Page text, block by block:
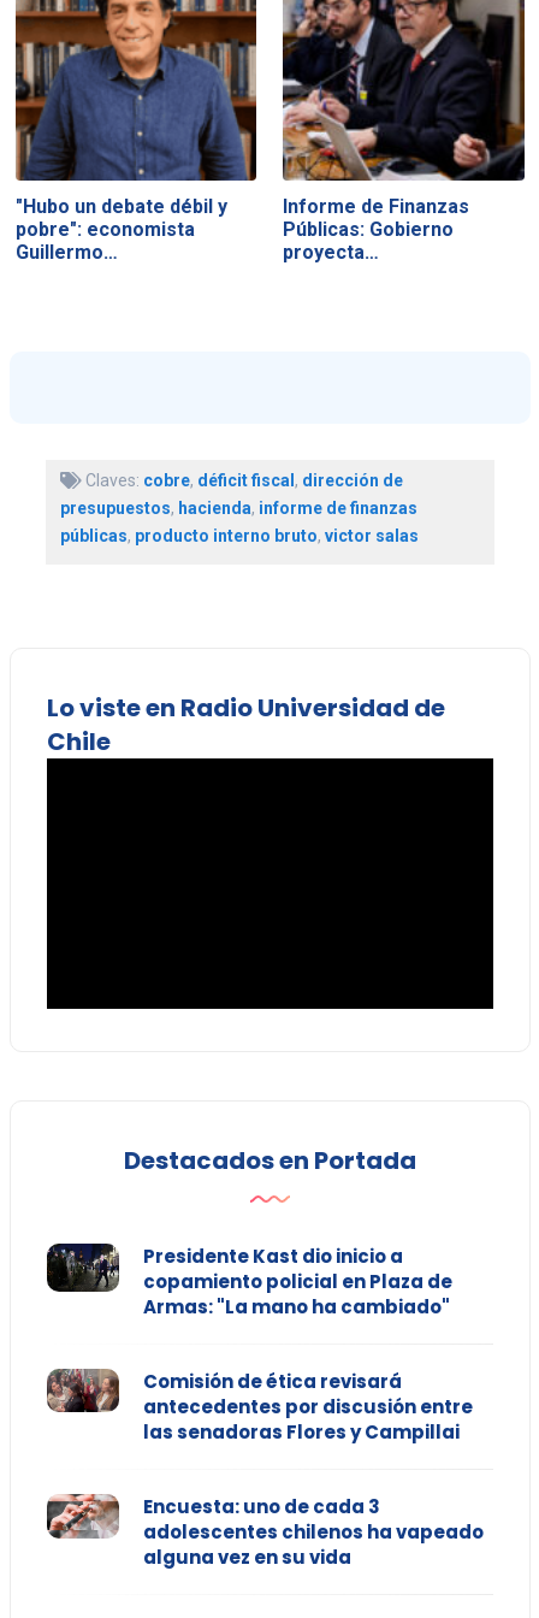
"Hubo un debate débil y
pobre": economista
Guillermo…
Informe de Finanzas
Públicas: Gobierno
proyecta…
Claves: cobre, déficit fiscal, dirección de
presupuestos, hacienda, informe de finanzas
públicas, producto interno bruto, victor salas
Lo viste en Radio Universidad de
Chile
Destacados en Portada
Presidente Kast dio inicio a
copamiento policial en Plaza de
Armas: "La mano ha cambiado"
Comisión de ética revisará
antecedentes por discusión entre
las senadoras Flores y Campillai
Encuesta: uno de cada 3
adolescentes chilenos ha vapeado
alguna vez en su vida